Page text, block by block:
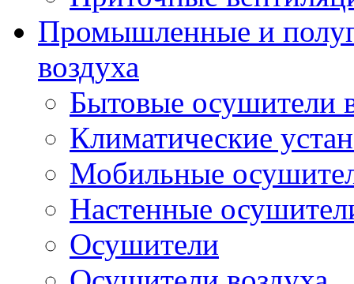
Промышленные и
воздуха
Бытовые осушители
Климатические
Мобильные
Настенные
Осушители